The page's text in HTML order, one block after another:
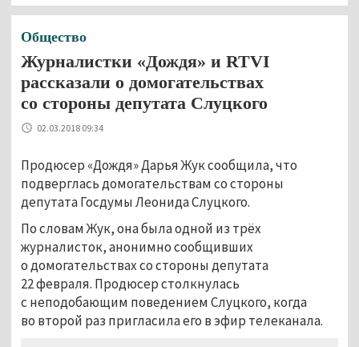
Общество
Журналистки «Дождя» и RTVI
рассказали о домогательствах
со стороны депутата Слуцкого
02.03.2018 09:34
Продюсер «Дождя» Дарья Жук сообщила, что
подверглась домогательствам со стороны
депутата Госдумы Леонида Слуцкого.
По словам Жук, она была одной из трёх
журналисток, анонимно сообщивших
о домогательствах со стороны депутата
22 февраля. Продюсер столкнулась
с неподобающим поведением Слуцкого, когда
во второй раз пригласила его в эфир телеканала.